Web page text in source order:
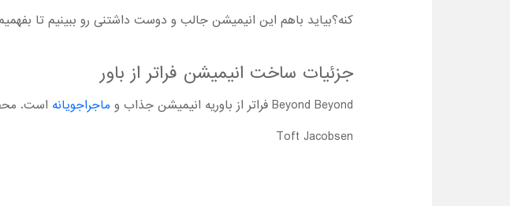
کنه؟بیاید باهم این انیمیشن جالب و دوست داشتنی رو ببینیم تا
جزئیات ساخت انیمیشن فراتر از باور
Beyond Beyond فراتر از باوریه انیمیشن جذاب و ماجراجویانه
Toft Jacobsen